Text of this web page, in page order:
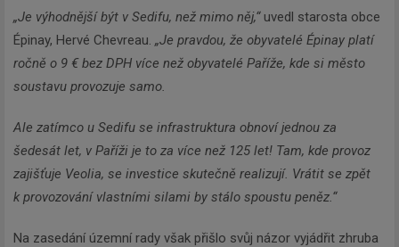
„Je výhodnější být v Sedifu, než mimo něj,“uvedl starosta obce
Épinay, Hervé Chevreau. „Je pravdou, že obyvatelé Épinay platí
ročně o 9 € bez DPH více než obyvatelé Paříže, kde si město
soustavu provozuje samo.
Ale zatímco u Sedifu se infrastruktura obnoví jednou za
šedesát let, v Paříži je to za více než 125 let! Tam, kde provoz
zajišťuje Veolia, se investice skutečně realizují. Vrátit se zpět
k provozování vlastními silami by stálo spoustu peněz.“
Na zasedání územní rady však přišlo svůj názor vyjádřit zhruba